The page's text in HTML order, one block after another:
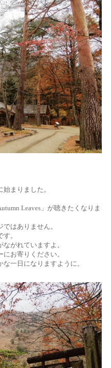
まりました。
Leaves」が聴きたくなりま
はありません。
。
がれていますよ。
お寄りください。
一日になりますように。